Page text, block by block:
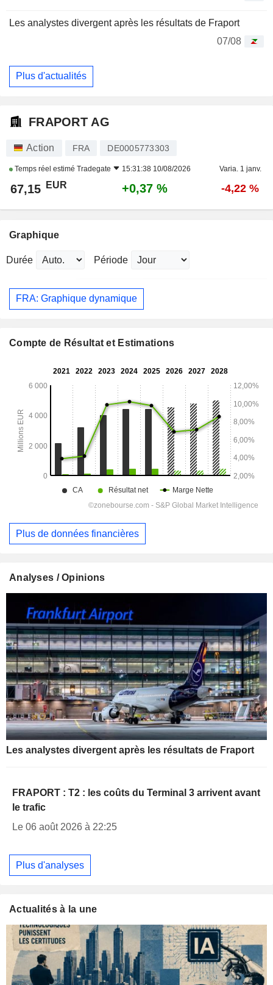
Les analystes divergent après les résultats de Fraport
07/08
Plus d'actualités
FRAPORT AG
Action FRA DE0005773303
Temps réel estimé Tradegate 15:31:38 10/08/2026 Varia. 1 janv.
67,15 EUR +0,37 % -4,22 %
Graphique
Durée Période
FRA: Graphique dynamique
Compte de Résultat et Estimations
Plus de données financières
Analyses / Opinions
Les analystes divergent après les résultats de Fraport
FRAPORT : T2 : les coûts du Terminal 3 arrivent avant
le trafic
Le 06 août 2026 à 22:25
Plus d'analyses
Actualités à la une